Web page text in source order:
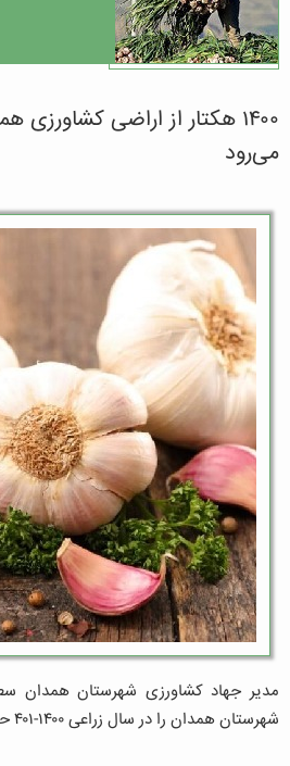
۱۴۰۰ هکتار از اراضی
می‌رود
مدیر جهاد کشاورزی شهرستان همدان
شهرستان همدان را در سال زراعی ۱۴۰۰-۴۰۱ حدود ۱۴۰۰ هکتار دانست.